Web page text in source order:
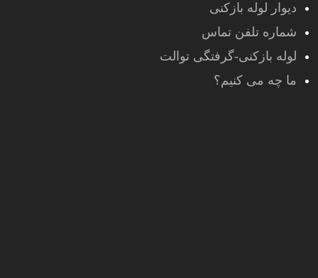
دیوار لوله بازکنی
شماره تلفن تماس
لوله بازکنی-گرفتگی توالت
ما چه می کنیم؟